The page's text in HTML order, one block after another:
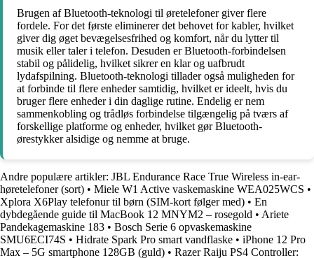
Brugen af Bluetooth-teknologi til øretelefoner giver flere
fordele. For det første eliminerer det behovet for kabler, hvilket
giver dig øget bevægelsesfrihed og komfort, når du lytter til
musik eller taler i telefon. Desuden er Bluetooth-forbindelsen
stabil og pålidelig, hvilket sikrer en klar og uafbrudt
lydafspilning. Bluetooth-teknologi tillader også muligheden for
at forbinde til flere enheder samtidig, hvilket er ideelt, hvis du
bruger flere enheder i din daglige rutine. Endelig er nem
sammenkobling og trådløs forbindelse tilgængelig på tværs af
forskellige platforme og enheder, hvilket gør Bluetooth-
ørestykker alsidige og nemme at bruge.
Andre populære artikler: JBL Endurance Race True Wireless in-ear-
høretelefoner (sort) • Miele W1 Active vaskemaskine WEA025WCS •
Xplora X6Play telefonur til børn (SIM-kort følger med) • En
dybdegående guide til MacBook 12 MNYM2 – rosegold • Ariete
Pandekagemaskine 183 • Bosch Serie 6 opvaskemaskine
SMU6ECI74S • Hidrate Spark Pro smart vandflaske • iPhone 12 Pro
Max – 5G smartphone 128GB (guld) • Razer Raiju PS4 Controller: